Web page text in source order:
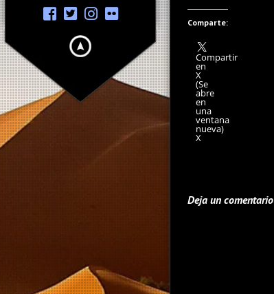
Comparte:
Compartir
en
X
(Se
abre
en
una
ventana
nueva)
X
Deja un comentario